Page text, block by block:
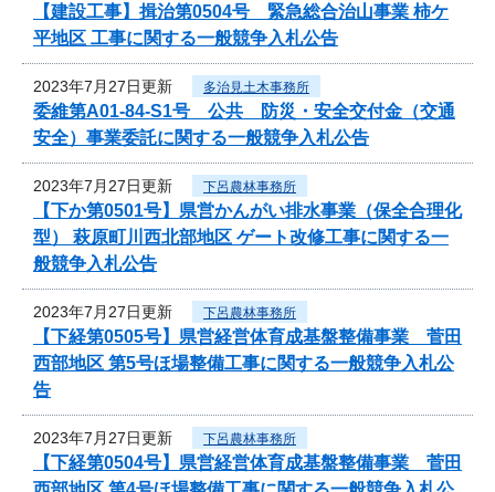
【建設工事】揖治第0504号 緊急総合治山事業 柿ケ
平地区 工事に関する一般競争入札公告
2023年7月27日更新 多治見土木事務所
委維第A01-84-S1号 公共 防災・安全交付金（交通
安全）事業委託に関する一般競争入札公告
2023年7月27日更新 下呂農林事務所
【下か第0501号】県営かんがい排水事業（保全合理化
型） 萩原町川西北部地区 ゲート改修工事に関する一
般競争入札公告
2023年7月27日更新 下呂農林事務所
【下経第0505号】県営経営体育成基盤整備事業 菅田
西部地区 第5号ほ場整備工事に関する一般競争入札公
告
2023年7月27日更新 下呂農林事務所
【下経第0504号】県営経営体育成基盤整備事業 菅田